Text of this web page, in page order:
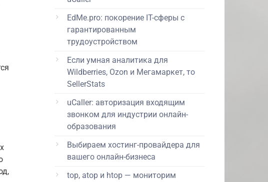
EdMe.pro: покорение IT-сферы с
гарантированным
трудоустройством
Если умная аналитика для
Wildberries, Ozon и Мегамаркет, то
SellerStats
uCaller: авторизация входящим
звонком для индустрии онлайн-
образования
Выбираем хостинг-провайдера для
вашего онлайн-бизнеса
top, atop и htop — мониторим